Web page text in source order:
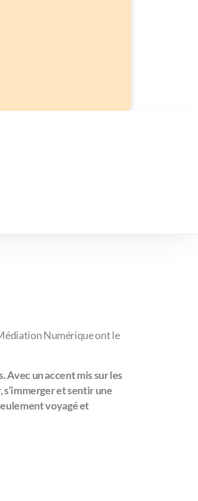
Numérique ont le
Avec un accent mis sur les
et sentir une
voyagé et